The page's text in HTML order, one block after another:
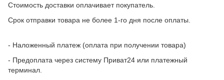
Стоимость доставки оплачивает покупатель.
Срок отправки товара не более 1-го дня после оплаты.
- Наложенный платеж (оплата при получении товара)
- Предоплата через систему Приват24 или платежный
терминал.